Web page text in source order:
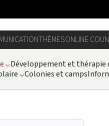
THÈMESONLINE
⌵Développement et thérapie
⌵Colonies et camps